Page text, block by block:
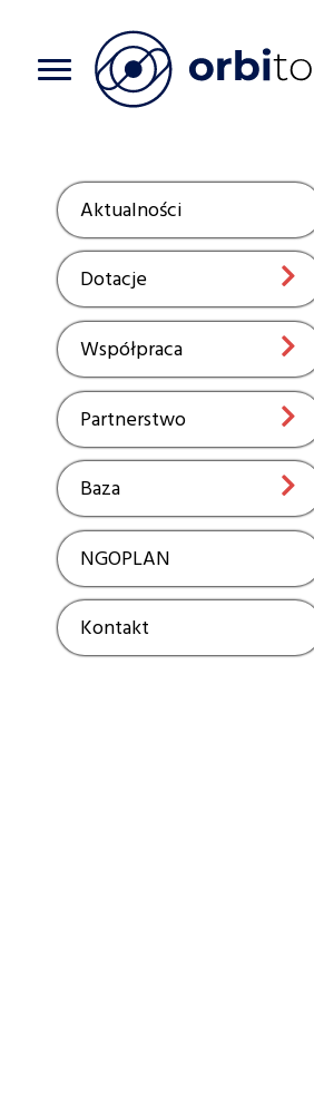
Aktualności
Dotacje
Współpraca
Partnerstwo
Baza
NGOPLAN
Kontakt